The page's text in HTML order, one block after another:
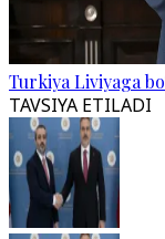
Turkiya Liviyaga
TAVSIYA ETILADI